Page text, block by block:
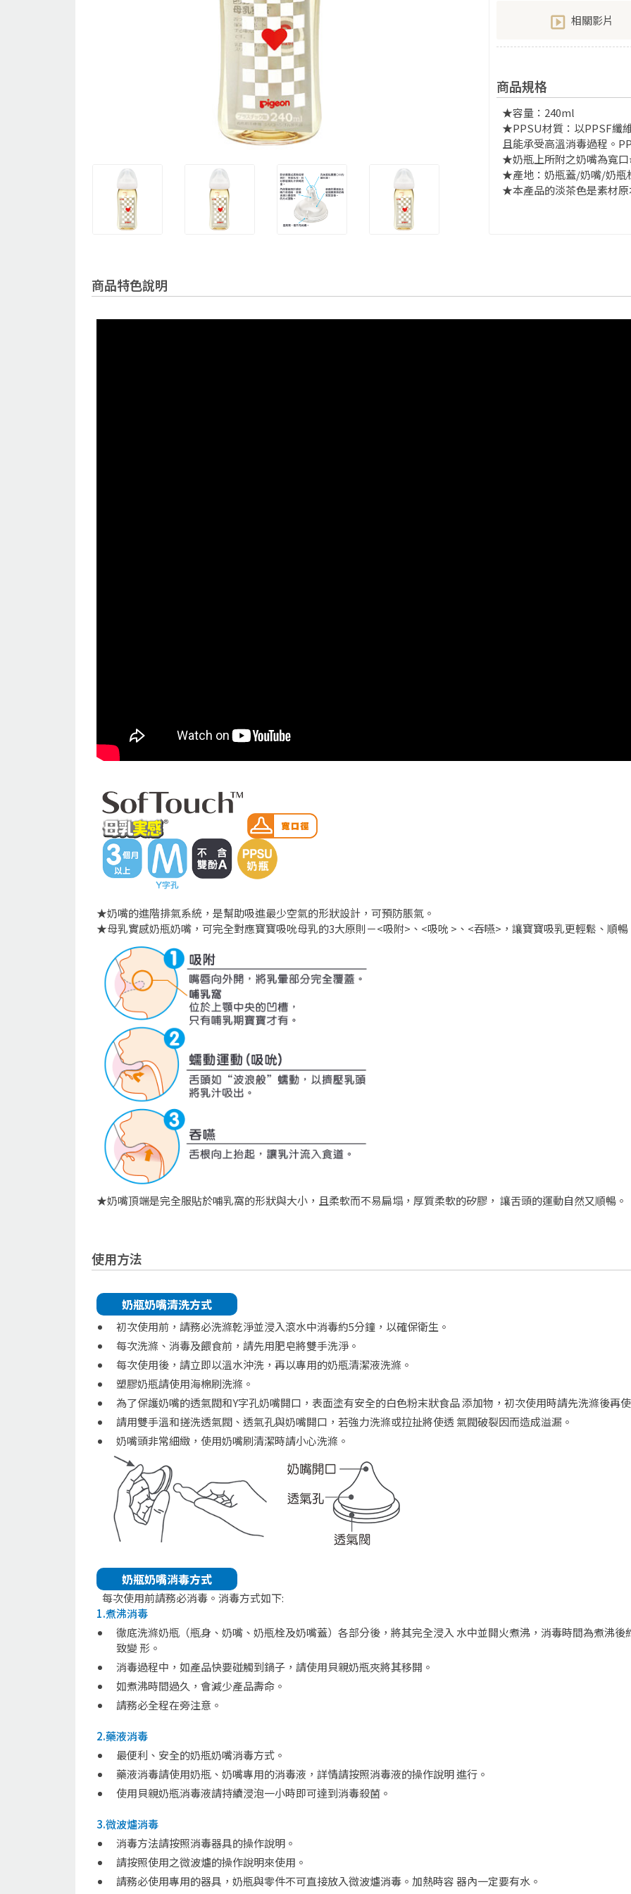
相關影片
商品規格
★容量：240ml
★PPSU材質：以PPSF纖
且能承受高溫消毒過程。
★奶瓶上所附之奶嘴為寬
★產地：奶瓶蓋/奶嘴/奶瓶
★本產品的淡茶色是素材
商品特色說明
★奶嘴的進階排氣系統，是幫助吸進最少空氣的形狀設計，可預防脹氣。
★母乳實感奶瓶奶嘴，可完全對應寶寶吸吮母乳的3大原則－<吸附>、<吸吮 >、<吞嚥>，讓寶寶吸乳更輕鬆、順暢
★奶嘴頂端是完全服貼於哺乳窩的形狀與大小，且柔軟而不易扁塌，厚質柔軟的矽膠， 讓舌頭的運動自然又順暢。
使用方法
奶瓶奶嘴清洗方式
初次使用前，請務必洗滌乾淨並浸入滾水中消毒約5分鐘，以確保衛生。
每次洗滌、消毒及餵食前，請先用肥皂將雙手洗淨。
每次使用後，請立即以溫水沖洗，再以專用的奶瓶清潔液洗滌。
塑膠奶瓶請使用海棉刷洗滌。
為了保護奶嘴的透氣閥和Y字孔奶嘴開口，表面塗有安全的白色粉末狀食品 添加物，初次使用時請先洗滌後再
請用雙手溫和搓洗透氣閥、透氣孔與奶嘴開口，若強力洗滌或拉扯將使透 氣閥破裂因而造成溢漏。
奶嘴頭非常細緻，使用奶嘴刷清潔時請小心洗滌。
奶瓶奶嘴消毒方式
每次使用前請務必消毒。消毒方式如下:
1.煮沸消毒
徹底洗滌奶瓶（瓶身、奶嘴、奶瓶栓及奶嘴蓋）各部分後，將其完全浸入 水中並開火煮沸，消毒時間為煮沸
致變 形。
消毒過程中，如產品快要碰觸到鍋子，請使用貝親奶瓶夾將其移開。
如煮沸時間過久，會減少產品壽命。
請務必全程在旁注意。
2.藥液消毒
最便利、安全的奶瓶奶嘴消毒方式。
藥液消毒請使用奶瓶、奶嘴專用的消毒液，詳情請按照消毒液的操作說明 進行。
使用貝親奶瓶消毒液請持續浸泡一小時即可達到消毒殺菌。
3.微波爐消毒
消毒方法請按照消毒器具的操作說明。
請按照使用之微波爐的操作說明來使用。
請務必使用專用的器具，奶瓶與零件不可直接放入微波爐消毒。加熱時容 器內一定要有水。